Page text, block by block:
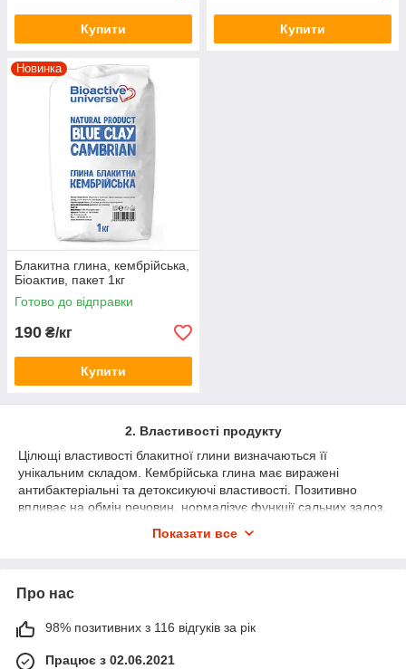
Купити Купити
Новинка
Блакитна глина, кембрійська,
Біоактив, пакет 1кг
Готово до відправки
190 ₴/кг
Купити
2. Властивості продукту
Цілющі властивості блакитної глини визначаються її
унікальним складом. Кембрійська глина має виражені
антибактеріальні та детоксикуючі властивості. Позитивно
впливає на обмін речовин, нормалізує функції сальних залоз.
всередину і зовнішньо.
В лікувальних цілях блакитну кембрійську глину застосовують
шкірних захворювань (себорея);
поганої циркуляції крові в нижніх кінцівках;
Показати все
Про нас
98% позитивних з 116 відгуків за рік
Працює з 02.06.2021